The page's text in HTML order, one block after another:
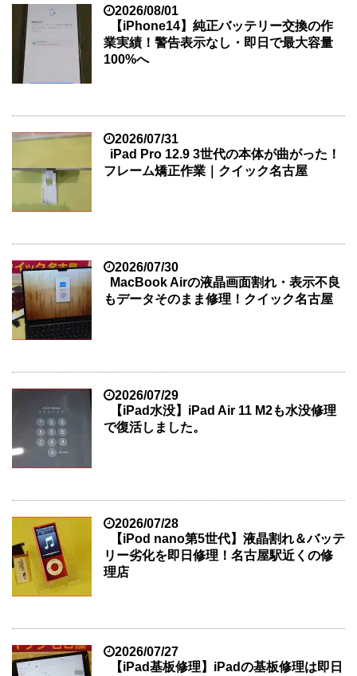
2026/08/01
【iPhone14】純正バッテリー交換の作
業実績！警告表示なし・即日で最大容量
100%へ
2026/07/31
iPad Pro 12.9 3世代の本体が曲がった！
フレーム矯正作業｜クイック名古屋
2026/07/30
MacBook Airの液晶画面割れ・表示不良
もデータそのまま修理！クイック名古屋
2026/07/29
【iPad水没】iPad Air 11 M2も水没修理
で復活しました。
2026/07/28
【iPod nano第5世代】液晶割れ＆バッテ
リー劣化を即日修理！名古屋駅近くの修
理店
2026/07/27
【iPad基板修理】iPadの基板修理は即日